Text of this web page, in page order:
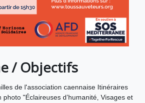
/ Objectifs
de l'association caennaise Itinéraires
photo "Éclaireuses d’humanité, Visages et